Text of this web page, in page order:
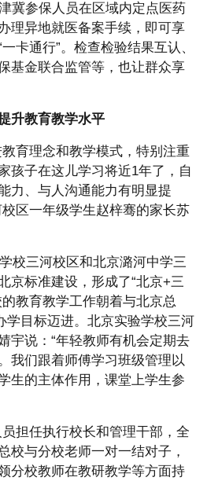
冀参保人员在区域内定点医药
理异地就医备案手续，即可享
卡通行”。检查检验结果互认、
基金联合监管等，也让群众享
升教育教学水平
育理念和教学模式，特别注重
孩子在这儿学习将近1年了，自
力、与人沟通能力有明显提
区一年级学生赵梓骞的家长苏
校三河校区和北京潞河中学三
京标准建设，形成了“北京+三
教育教学工作朝着与北京总
学目标迈进。北京实验学校三河
宇说：“年轻教师有机会定期去
我们跟着师傅学习班级管理以
生的主体作用，课堂上学生参
担任执行校长和管理干部，全
校与分校老师一对一结对子，
分校教师在教研教学等方面持